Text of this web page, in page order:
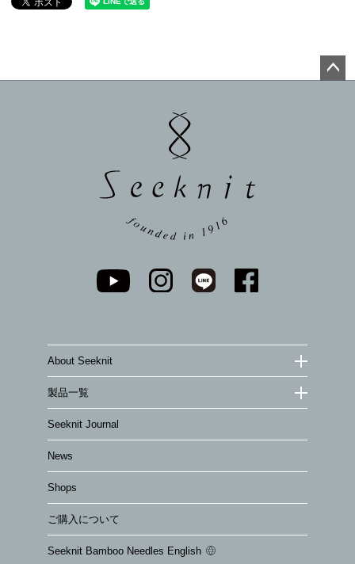
About Seeknit
製品一覧
Seeknit Journal
News
Shops
ご購入について
Seeknit Bamboo Needles English